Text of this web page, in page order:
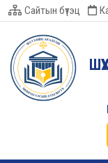
Сайтын бүтэц